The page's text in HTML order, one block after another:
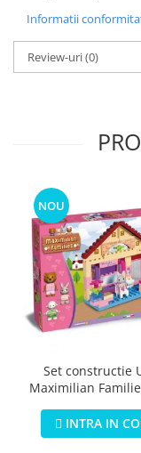
Informatii
Review-uri(0)
NOU
Set constructie
Maximilian
INTRA IN